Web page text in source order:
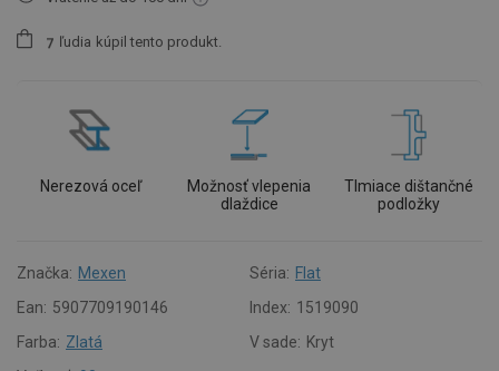
7 ľudia kúpil tento produkt.
Nerezová oceľ
Možnosť vlepenia
dlaždice
Tlmiace dištančné
podložky
Značka: Mexen Séria: Flat
Ean: 5907709190146 Index: 1519090
Farba: Zlatá V sade: Kryt